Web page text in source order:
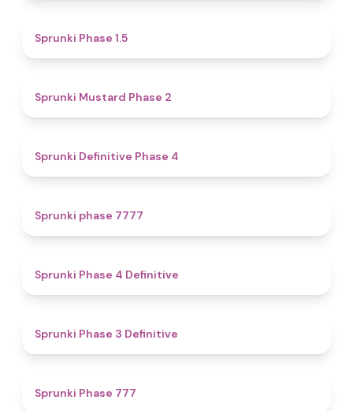
Sprunki Phase 1.5
Sprunki Mustard Phase 2
Sprunki Definitive Phase 4
Sprunki phase 7777
Sprunki Phase 4 Definitive
Sprunki Phase 3 Definitive
Sprunki Phase 777